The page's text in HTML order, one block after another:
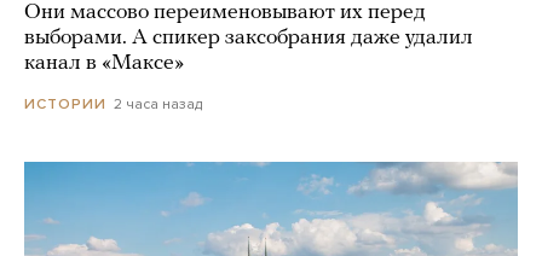
Они массово переименовывают их перед
выборами. А спикер заксобрания даже удалил
канал в «Максе»
ИСТОРИИ 2 часа назад